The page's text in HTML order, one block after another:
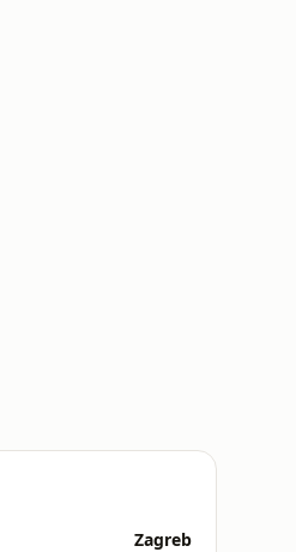
Zagreb